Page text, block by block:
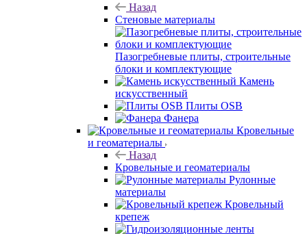
Назад
Стеновые материалы
Пазогребневые плиты, строительные
блоки и комплектующие
Камень
искусственный
Плиты OSB
Фанера
Кровельные
и геоматериалы
Назад
Кровельные и геоматериалы
Рулонные
материалы
Кровельный
крепеж